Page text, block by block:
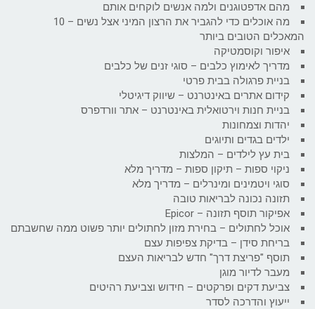
מהם אדפטוגנים ולמה אנשים לוקחים אותם
מה אוכלים כדי להגביר את הרצון המיני אצל נשים – 10
המאכלים הטובים ביותר
איפור וקוסמטיקה
מדריך לאימוץ כלבים – סוגי זנים של כלבים
בניית פרגולה בבית פרטי
קידום אתרים באינטרנט – שיווק דיגיטלי
בניית חנות וירטואלית באינטרנט – אתר וורדפרס
יהדות וצמחונות
ילדים בגדים ותיוגים
בית עץ לילדים – המלצות
ניקוי ספות – תיקון ספות – מדריך מלא
סוגי ויטמינים ומינרלים – מדריך מלא
תזונה נכונה לבריאות טובה
אפיקור תוסף תזונה – Epicor
אוכל לחתולים – בחירת מזון לחתולים יותר פשוט ממה שחשבתם
בריחת סידן – בדיקת צפיפות עצם
תוסף "פריצת דרך" חדש לבריאות העצם
מעבר לדיור מוגן
צביעת דקים ופרקטים – חידוש וצביעת רהיטים
ייעוץ והדרכה לסדר